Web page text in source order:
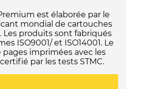
est élaborée par le
mondial de cartouches
Les produits sont fabriqués
ISO9001/ et ISO14001. Le
imprimées avec les
par les tests STMC.